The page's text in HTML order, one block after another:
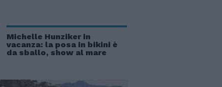
Michelle Hunziker in
vacanza: la posa in bikini è
da sballo, show al mare